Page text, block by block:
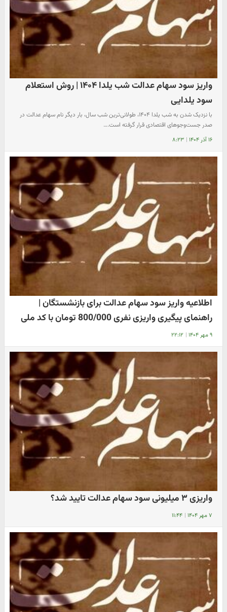
واریز سود سهام عدالت شب یلدا ۱۴۰۴ | روش استعلام
سود یلدایی
با نزدیک شدن به شب یلدا ۱۴۰۴، طولانی‌ترین شب سال، بار دیگر نام سهام عدالت در
صدر جست‌وجوهای اقتصادی قرار گرفته است.…
۱۶ آذر ۱۴۰۴ | ۸:۲۳
اطلاعیه واریز سود سهام عدالت برای بازنشستگان |
راهنمای پیگیری واریزی نفری 800/000 تومان با کد ملی
۹ مهر ۱۴۰۴ | ۲۲:۱۲
واریزی ۳ میلیونی سود سهام عدالت تایید شد؟
۷ مهر ۱۴۰۴ | ۱۱:۴۴